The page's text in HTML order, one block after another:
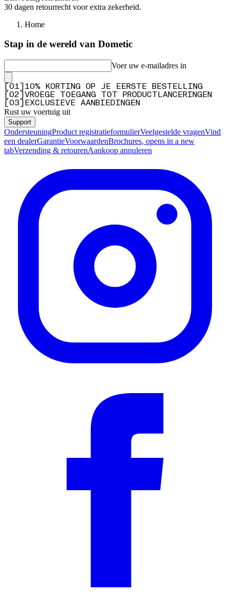
30 dagen retourrecht voor extra zekerheid.
Home
Stap in de wereld van Dometic
Voer uw e-mailadres in
01
10% KORTING OP JE EERSTE BESTELLING
02
VROEGE TOEGANG TOT PRODUCTLANCERINGEN
03 EXCLUSIEVE AANBIEDINGEN
Rust uw voertuig uit
Support
OndersteuningProduct registratieformulierVeelgestelde vragenVind
een dealerGarantieVoorwaardenBrochures, opens in a new
tabVerzending & retourenAankoop annuleren